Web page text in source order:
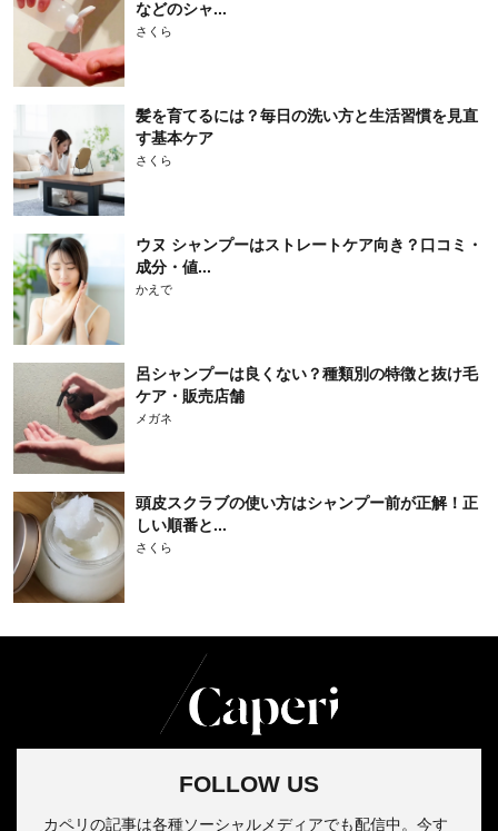
などのシャ...
さくら
髪を育てるには？毎日の洗い方と生活習慣を見直
す基本ケア
さくら
ウヌ シャンプーはストレートケア向き？口コミ・
成分・値...
かえで
呂シャンプーは良くない？種類別の特徴と抜け毛
ケア・販売店舗
メガネ
頭皮スクラブの使い方はシャンプー前が正解！正
しい順番と...
さくら
FOLLOW US
カペリの記事は各種ソーシャルメディアでも配信中。今す